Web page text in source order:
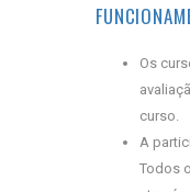
Os
curso.
A
Todos